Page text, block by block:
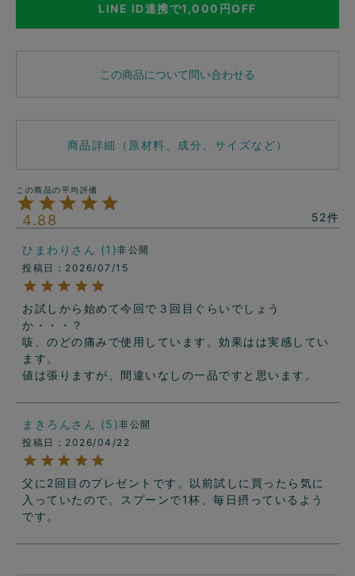
LINE ID連携で1,000円OFF
この商品について問い合わせる
商品詳細（原材料、成分、サイズなど）
4.88 52
ひまわり 1
非公開
投稿日
2026/07/15
お試しから始めて今回で３回目ぐらいでしょう
か・・・？
咳、のどの痛みで使用しています。効果はは実感してい
ます。
値は張りますが、間違いなしの一品ですと思います。
まきろん 5 非公開
投稿日
2026/04/22
父に2回目のプレゼントです。以前試しに買ったら気に
入っていたので。スプーンで1杯、毎日摂っているよう
です。